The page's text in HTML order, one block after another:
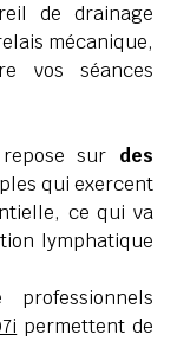
de drainage
mécanique,
vos séances
sur des
qui exercent
ce qui va
lymphatique
permettent de